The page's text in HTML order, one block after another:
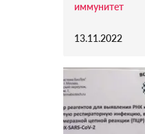
иммунитет
13.11.2022